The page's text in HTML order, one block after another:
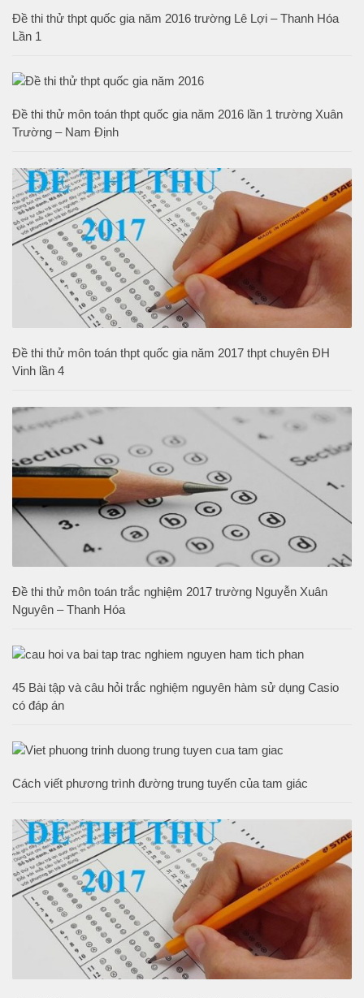
Đề thi thử thpt quốc gia năm 2016 trường Lê Lợi – Thanh Hóa
Lần 1
Đề thi thử môn toán thpt quốc gia năm 2016 lần 1 trường Xuân
Trường – Nam Định
Đề thi thử môn toán thpt quốc gia năm 2017 thpt chuyên ĐH
Vinh lần 4
Đề thi thử môn toán trắc nghiệm 2017 trường Nguyễn Xuân
Nguyên – Thanh Hóa
45 Bài tập và câu hỏi trắc nghiệm nguyên hàm sử dụng Casio
có đáp án
Cách viết phương trình đường trung tuyến của tam giác